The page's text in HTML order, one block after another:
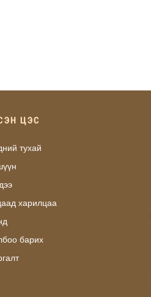
ЦЭС
тухай
харилцаа
барих